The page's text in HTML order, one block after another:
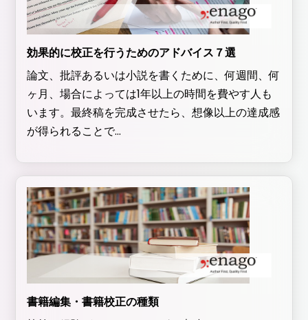
効果的に校正を行うためのアドバイス７選
論文、批評あるいは小説を書くために、何週間、何
ヶ月、場合によっては1年以上の時間を費やす人も
います。最終稿を完成させたら、想像以上の達成感
が得られることで...
書籍編集・書籍校正の種類